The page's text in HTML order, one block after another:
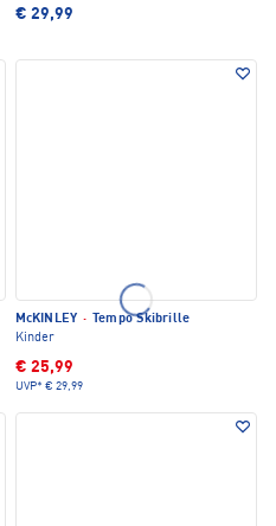
€ 29,99
McKINLEY ·
Tempo Skibrille
Kinder
€ 25,99
UVP* € 29,99